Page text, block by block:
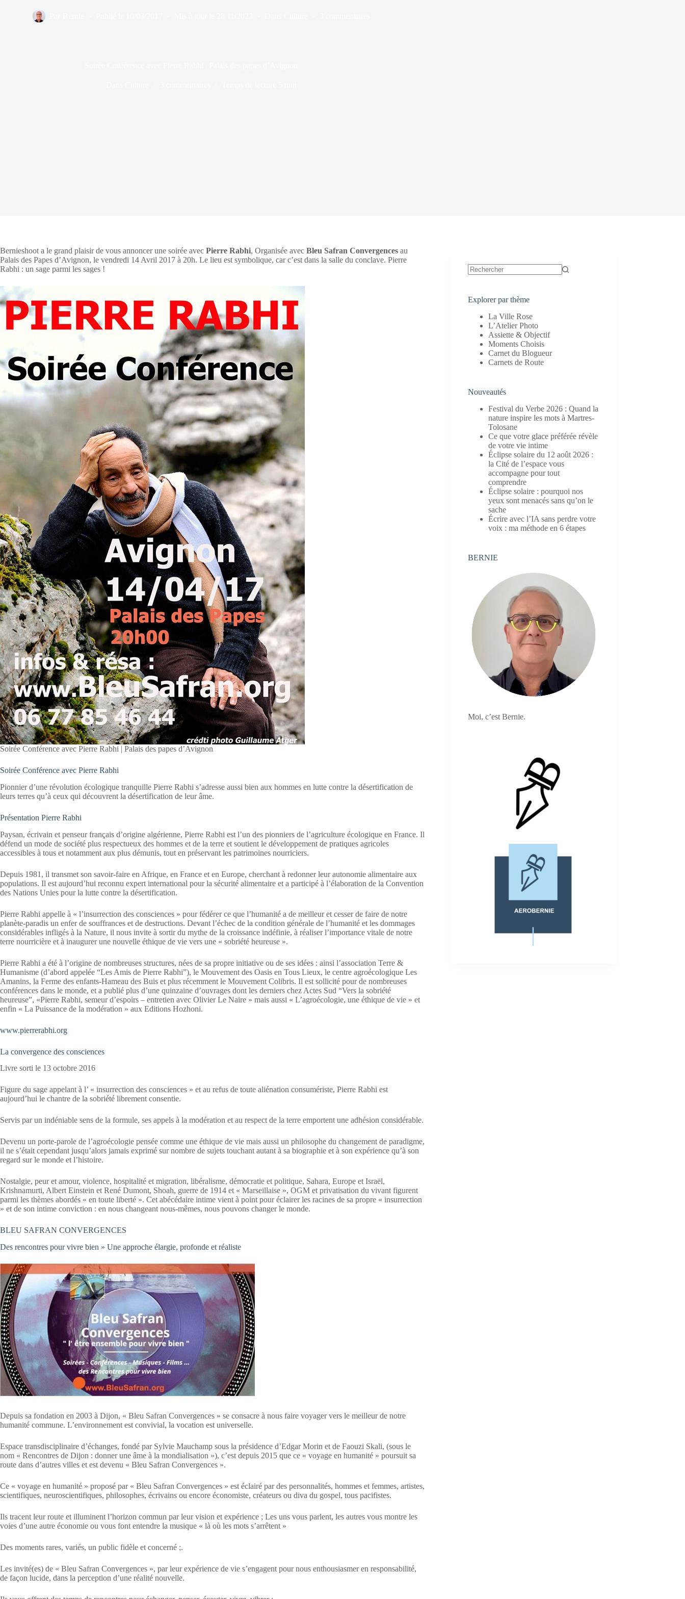
Bernieshoot a le grand plaisir de vous annoncer une soirée avec Pierre Rabhi, Organisée avec Bleu Safran Convergences au
Palais des Papes d’Avignon, le vendredi 14 Avril 2017 à 20h. Le lieu est symbolique, car c’est dans la salle du conclave. Pierre
Rabhi : un sage parmi les sages !
Soirée Conférence avec Pierre Rabhi | Palais des papes d’Avignon
Soirée Conférence avec Pierre Rabhi
Pionnier d’une révolution écologique tranquille Pierre Rabhi s’adresse aussi bien aux hommes en lutte contre la désertification de
leurs terres qu’à ceux qui découvrent la désertification de leur âme.
Présentation Pierre Rabhi
Paysan, écrivain et penseur français d’origine algérienne, Pierre Rabhi est l’un des pionniers de l’agriculture écologique en France. Il
défend un mode de société plus respectueux des hommes et de la terre et soutient le développement de pratiques agricoles
accessibles à tous et notamment aux plus démunis, tout en préservant les patrimoines nourriciers.
Depuis 1981, il transmet son savoir-faire en Afrique, en France et en Europe, cherchant à redonner leur autonomie alimentaire aux
populations. Il est aujourd’hui reconnu expert international pour la sécurité alimentaire et a participé à l’élaboration de la Convention
des Nations Unies pour la lutte contre la désertification.
Pierre Rabhi appelle à « l’insurrection des consciences » pour fédérer ce que l’humanité a de meilleur et cesser de faire de notre
planète-paradis un enfer de souffrances et de destructions. Devant l’échec de la condition générale de l’humanité et les dommages
considérables infligés à la Nature, il nous invite à sortir du mythe de la croissance indéfinie, à réaliser l’importance vitale de notre
terre nourricière et à inaugurer une nouvelle éthique de vie vers une « sobriété heureuse ».
Pierre Rabhi a été à l’origine de nombreuses structures, nées de sa propre initiative ou de ses idées : ainsi l’association Terre &
Humanisme (d’abord appelée “Les Amis de Pierre Rabhi”), le Mouvement des Oasis en Tous Lieux, le centre agroécologique Les
Amanins, la Ferme des enfants-Hameau des Buis et plus récemment le Mouvement Colibris. Il est sollicité pour de nombreuses
conférences dans le monde, et a publié plus d’une quinzaine d’ouvrages dont les derniers chez Actes Sud “Vers la sobriété
heureuse”, «Pierre Rabhi, semeur d’espoirs – entretien avec Olivier Le Naire » mais aussi « L’agroécologie, une éthique de vie » et
enfin « La Puissance de la modération » aux Editions Hozhoni.
www.pierrerabhi.org
La convergence des consciences
Livre sorti le 13 octobre 2016
Figure du sage appelant à l’ « insurrection des consciences » et au refus de toute aliénation consumériste, Pierre Rabhi est
aujourd’hui le chantre de la sobriété librement consentie.
Servis par un indéniable sens de la formule, ses appels à la modération et au respect de la terre emportent une adhésion considérable.
Devenu un porte-parole de l’agroécologie pensée comme une éthique de vie mais aussi un philosophe du changement de paradigme,
il ne s’était cependant jusqu’alors jamais exprimé sur nombre de sujets touchant autant à sa biographie et à son expérience qu’à son
regard sur le monde et l’histoire.
Nostalgie, peur et amour, violence, hospitalité et migration, libéralisme, démocratie et politique, Sahara, Europe et Israël,
Krishnamurti, Albert Einstein et René Dumont, Shoah, guerre de 1914 et « Marseillaise », OGM et privatisation du vivant figurent
parmi les thèmes abordés « en toute liberté ». Cet abécédaire intime vient à point pour éclairer les racines de sa propre « insurrection
» et de son intime conviction : en nous changeant nous-mêmes, nous pouvons changer le monde.
BLEU SAFRAN CONVERGENCES
Des rencontres pour vivre bien » Une approche élargie, profonde et réaliste
Depuis sa fondation en 2003 à Dijon, « Bleu Safran Convergences » se consacre à nous faire voyager vers le meilleur de notre
humanité commune. L’environnement est convivial, la vocation est universelle.
Espace transdisciplinaire d’échanges, fondé par Sylvie Mauchamp sous la présidence d’Edgar Morin et de Faouzi Skali, (sous le
nom « Rencontres de Dijon : donner une âme à la mondialisation »), c’est depuis 2015 que ce « voyage en humanité » poursuit sa
route dans d’autres villes et est devenu « Bleu Safran Convergences ».
Ce « voyage en humanité » proposé par « Bleu Safran Convergences » est éclairé par des personnalités, hommes et femmes, artistes,
scientifiques, neuroscientifiques, philosophes, écrivains ou encore économiste, créateurs ou diva du gospel, tous pacifistes.
Ils tracent leur route et illuminent l’horizon commun par leur vision et expérience ; Les uns vous parlent, les autres vous montre les
voies d’une autre économie ou vous font entendre la musique « là où les mots s’arrêtent »
Des moments rares, variés, un public fidèle et concerné ;.
Les invité(es) de « Bleu Safran Convergences », par leur expérience de vie s’engagent pour nous enthousiasmer en responsabilité,
de façon lucide, dans la perception d’une réalité nouvelle.
Explorer par thème
La Ville Rose
L’Atelier Photo
Assiette & Objectif
Moments Choisis
Carnet du Blogueur
Carnets de Route
Nouveautés
Festival du Verbe 2026 : Quand la
nature inspire les mots à Martres-
Tolosane
Ce que votre glace préférée révèle
de votre vie intime
Éclipse solaire du 12 août 2026 :
la Cité de l’espace vous
accompagne pour tout
comprendre
Éclipse solaire : pourquoi nos
yeux sont menacés sans qu’on le
sache
Écrire avec l’IA sans perdre votre
voix : ma méthode en 6 étapes
BERNIE
Moi, c’est Bernie.